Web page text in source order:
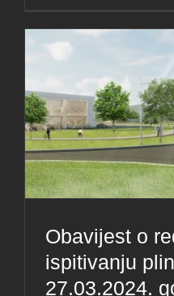
Obavijest o
ispitivanju
27.03.2024.